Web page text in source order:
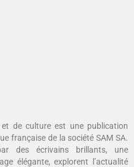
de culture est une publication
française de la société SAM SA.
des écrivains brillants, une
élégante, explorent l’actualité